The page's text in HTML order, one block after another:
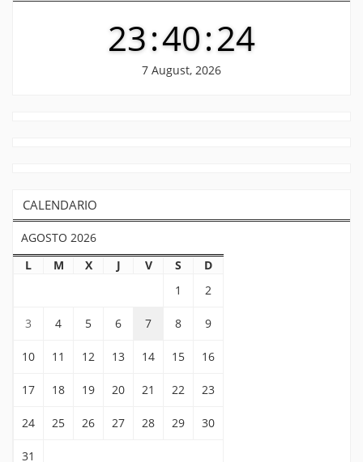
23:40:24
7 August, 2026
CALENDARIO
AGOSTO 2026
L
M X J V S
D
1
2
3 4 5 6 7 8 9
10 11 12 13 14 15 16
17 18 19 20 21 22 23
24 25 26 27 28 29 30
31